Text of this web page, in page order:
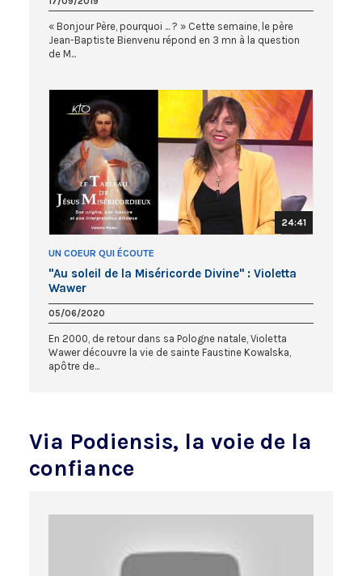
« Bonjour Père, pourquoi ... ? » Cette semaine, le père
Jean-Baptiste Bienvenu répond en 3 mn à la question
de M...
24:41
UN COEUR QUI ÉCOUTE
"Au soleil de la Miséricorde Divine" : Violetta
Wawer
05/06/2020
En 2000, de retour dans sa Pologne natale, Violetta
Wawer découvre la vie de sainte Faustine Kowalska,
apôtre de...
Via Podiensis, la voie de la
confiance